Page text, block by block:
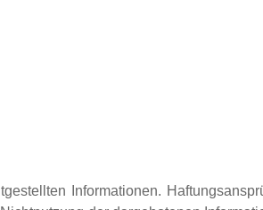
Informationen.